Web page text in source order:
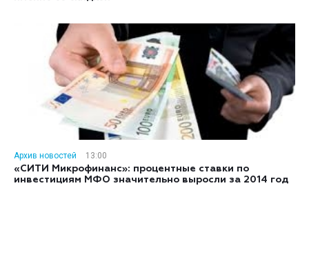
Архив новостей
13:00
«СИТИ Микрофинанс»: процентные ставки по
инвестициям МФО значительно выросли за 2014 год